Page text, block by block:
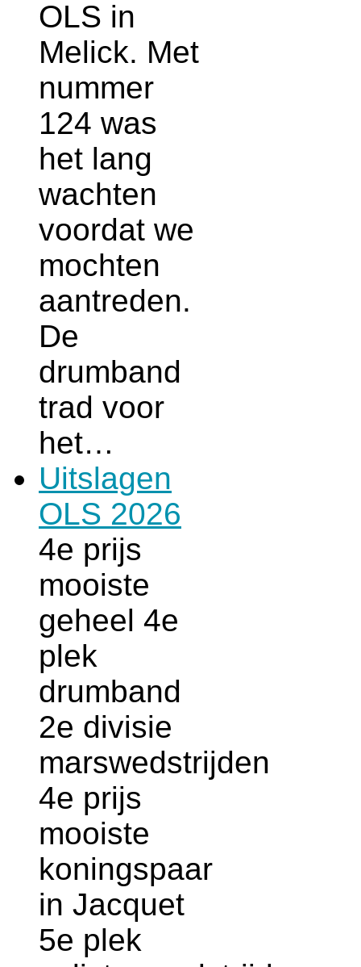
OLS in
Melick. Met
nummer
124 was
het lang
wachten
voordat we
mochten
aantreden.
De
drumband
trad voor
het…
Uitslagen
OLS 2026
4e prijs
mooiste
geheel 4e
plek
drumband
2e divisie
marswedstrijden
4e prijs
mooiste
koningspaar
in Jacquet
5e plek